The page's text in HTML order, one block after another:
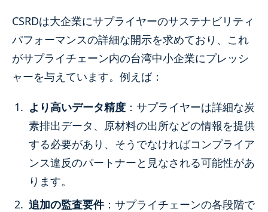
CSRDは大企業にサプライヤーのサステナビリティ
パフォーマンスの詳細な開示を求めており、これ
がサプライチェーン内の台湾中小企業にプレッシ
ャーを与えています。例えば：
より高いデータ精度 ：サプライヤーは詳細な炭
素排出データ、原材料の出所などの情報を提供
する必要があり、そうでなければコンプライア
ンス違反のパートナーと見なされる可能性があ
ります。
追加の監査要件：サプライチェーンの各段階で